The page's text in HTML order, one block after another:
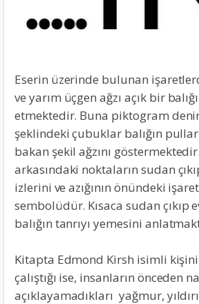
Eserin üzerinde bulunan
ve yarım üçgen ağzı açık bir
etmektedir. Buna piktogram
şeklindeki çubuklar balığın
bakan şekil ağzını göstermektedir.
arkasındaki noktaların sudan
izlerini ve azığının önündeki
sembolüdür. Kısaca sudan çıkıp
balığın tanrıyı yemesini
Kitapta Edmond Kirsh isimli
çalıştığı ise, insanların önceden
açıklayamadıkları yağmur,